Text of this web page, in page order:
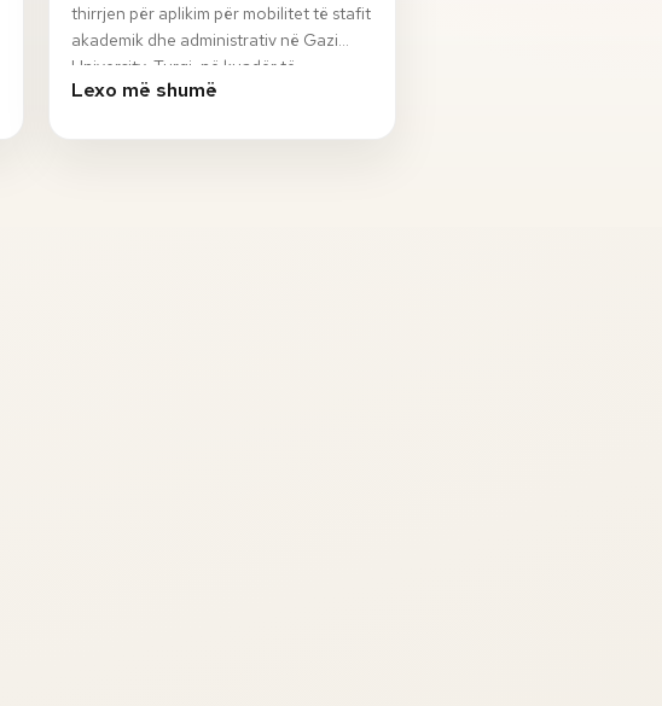
thirrjen për aplikim për mobilitet të stafit
akademik dhe administrativ në Gazi
University, Turqi, në kuadër të
programi…
Lexo më shumë